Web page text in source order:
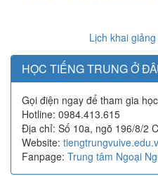
Lịch khai
HỌC TIẾNG TRUNG Ở
Gọi điện ngay để tham gia
Hotline: 0984.413.615
Địa chỉ: Số 10a, ngõ 196/8/2
Website:
Fanpage: Trung tâm Ngoại